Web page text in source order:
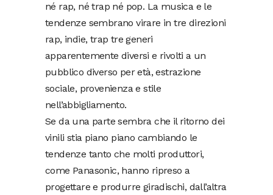
né rap, né trap né pop. La musica e le
tendenze sembrano virare in tre direzioni
rap, indie, trap tre generi
apparentemente diversi e rivolti a un
pubblico diverso per età, estrazione
sociale, provenienza e stile
nell’abbigliamento.
Se da una parte sembra che il ritorno dei
vinili stia piano piano cambiando le
tendenze tanto che molti produttori,
come Panasonic, hanno ripreso a
progettare e produrre giradischi, dall’altra